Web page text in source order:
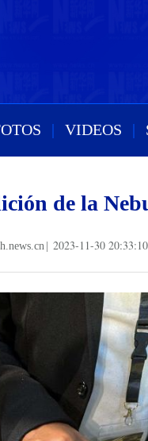
| VIDEOS |
de la
2023-11-30 20:33:10